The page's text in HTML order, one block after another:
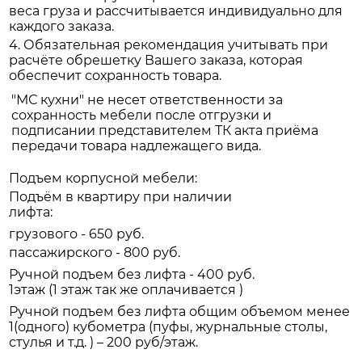
веса груза и рассчитывается индивидуально для
каждого заказа.
4. Обязательная рекомендация учитывать при
расчёте обрешетку Вашего заказа, которая
обеспечит сохранность товара.
"МС кухни" не несет ответственности за
сохранность мебели после отгрузки и
подписании представителем ТК акта приёма
передачи товара надлежащего вида.
Подъем корпусной мебели:
Подъём в квартиру при наличии
лифта:
грузового - 650 руб.
пассажирского - 800 руб.
Ручной подъем без лифта - 400 руб.
1этаж (1 этаж так же оплачивается )
Ручной подъем без лифта общим объемом менее
1(одного) кубометра (пуфы, журнальные столы,
стулья и т.д. ) – 200 руб/этаж.